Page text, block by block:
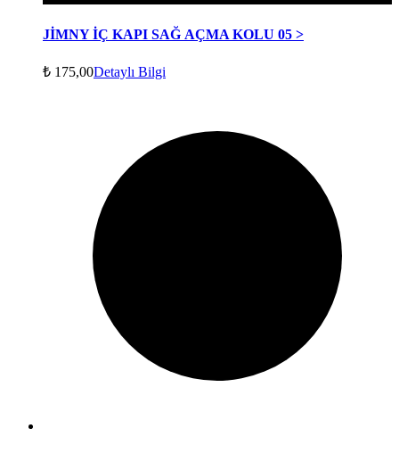
JİMNY İÇ KAPI SAĞ AÇMA KOLU 05 >
₺ 175,00Detaylı Bilgi